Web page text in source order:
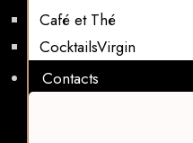
Café et Thé
CocktailsVirgin​
Contacts